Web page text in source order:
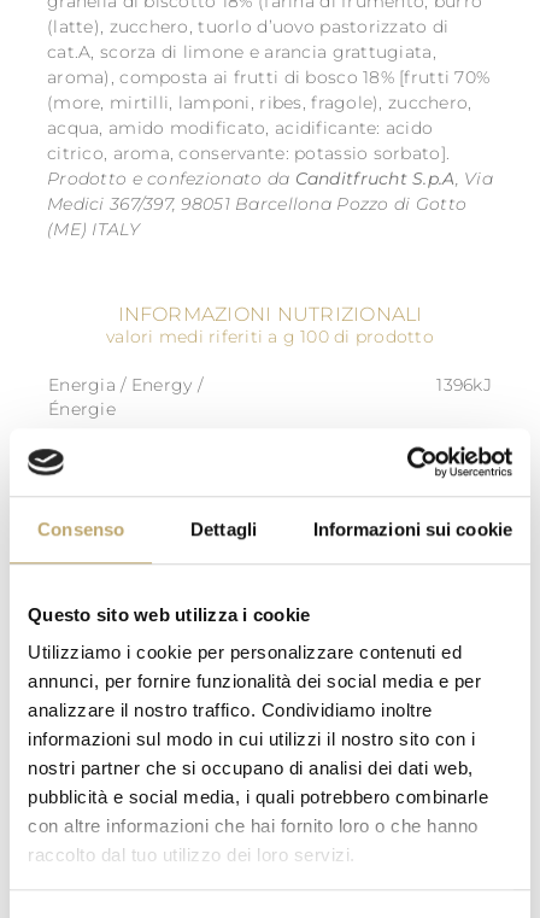
Consenso Dettagli Informazioni sui cookie
Questo sito web utilizza i cookie
Utilizziamo i cookie per personalizzare contenuti ed
annunci, per fornire funzionalità dei social media e per
analizzare il nostro traffico. Condividiamo inoltre
informazioni sul modo in cui utilizzi il nostro sito con i
nostri partner che si occupano di analisi dei dati web,
pubblicità e social media, i quali potrebbero combinarle
con altre informazioni che hai fornito loro o che hanno
raccolto dal tuo utilizzo dei loro servizi.
(latte), zucchero, tuorlo d’uovo pastorizzato di
cat.A, scorza di limone e arancia grattugiata,
aroma), composta ai frutti di bosco 18% [frutti 70%
(more, mirtilli, lamponi, ribes, fragole), zucchero,
acqua, amido modificato, acidificante: acido
citrico, aroma, conservante: potassio sorbato].
Prodotto e confezionato da Canditfrucht S.p.A, Via
Medici 367/397, 98051 Barcellona Pozzo di Gotto
(ME) ITALY
INFORMAZIONI NUTRIZIONALI
valori medi riferiti a g 100 di prodotto
Energia / Energy /
Énergie
1396kJ
Energia / Energy /
Énergie
335kcal
grasses
di cui acidi grassi saturi /
acides gras saturés
16,0 g
Carboidrati /
Carbohydrate / Glucides
27,7 g
di cui zuccheri / of which
sugars / dont sucres
Fibre / Fibre / Fibres
alimentaires
0,5 g
Proteine / Protein /
Protéines
4,3 g
Sale / Salt / Sel 0,24 g